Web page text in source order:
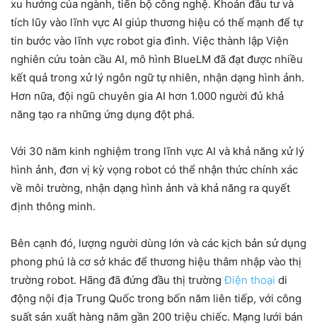
xu hướng của ngành, tiến bộ công nghệ. Khoản đầu tư và
tích lũy vào lĩnh vực AI giúp thương hiệu có thế mạnh để tự
tin bước vào lĩnh vực robot gia đình. Việc thành lập Viện
nghiên cứu toàn cầu AI, mô hình BlueLM đã đạt được nhiều
kết quả trong xử lý ngôn ngữ tự nhiên, nhận dạng hình ảnh.
Hơn nữa, đội ngũ chuyên gia AI hơn 1.000 người đủ khả
năng tạo ra những ứng dụng đột phá.
Với 30 năm kinh nghiệm trong lĩnh vực AI và khả năng xử lý
hình ảnh, đơn vị kỳ vọng robot có thể nhận thức chính xác
về môi trường, nhận dạng hình ảnh và khả năng ra quyết
định thông minh.
Bên cạnh đó, lượng người dùng lớn và các kịch bản sử dụng
phong phú là cơ sở khác để thương hiệu thâm nhập vào thị
trường robot. Hãng đã đứng đầu thị trườngĐiện thoại di
động nội địa Trung Quốc trong bốn năm liên tiếp, với công
suất sản xuất hàng năm gần 200 triệu chiếc. Mạng lưới bán